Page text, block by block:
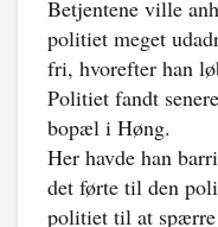
Betjentene ville
politiet meget
fri, hvorefter han
Politiet fandt
bopæl i Høng.
Her havde han
det førte til den
politiet til at spærre